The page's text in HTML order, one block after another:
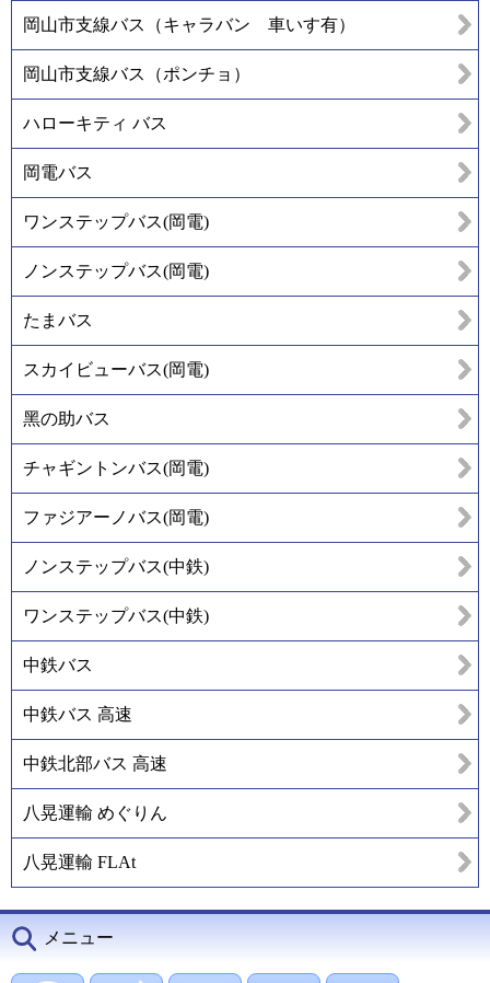
岡山市支線バス（キャラバン 車いす有）
岡山市支線バス（ポンチョ）
ハローキティ バス
岡電バス
ワンステップバス(岡電)
ノンステップバス(岡電)
たまバス
スカイビューバス(岡電)
黑の助バス
チャギントンバス(岡電)
ファジアーノバス(岡電)
ノンステップバス(中鉄)
ワンステップバス(中鉄)
中鉄バス
中鉄バス 高速
中鉄北部バス 高速
八晃運輸 めぐりん
八晃運輸 FLAt
メニュー